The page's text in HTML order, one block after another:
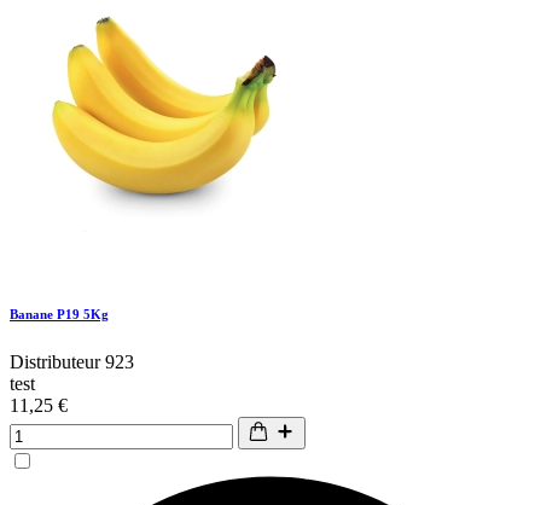
Banane P19 5Kg
Distributeur 923
test
11,25 €